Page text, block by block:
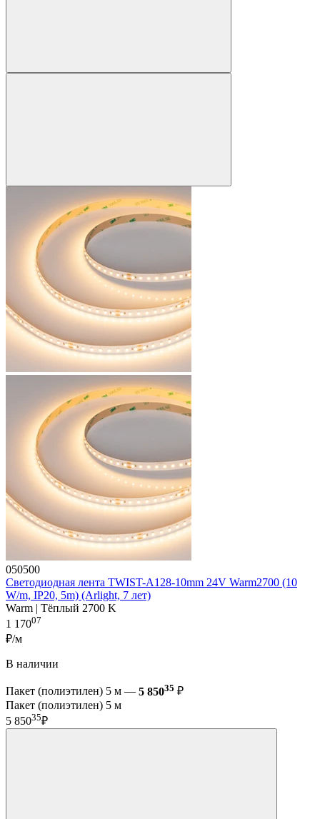
050500
Светодиодная лента TWIST-A128-10mm 24V Warm2700 (10
W/m, IP20, 5m) (Arlight, 7 лет)
Warm | Тёплый 2700 K
1 17007
₽/м
В наличии
Пакет (полиэтилен) 5 м — 5 85035 ₽
Пакет (полиэтилен) 5 м
5 85035₽